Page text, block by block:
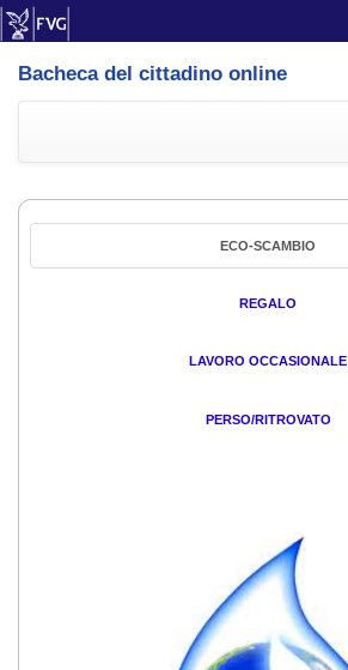
Bacheca del cittadino online
ECO-SCAMBIO
REGALO
LAVORO OCCASIONALE
PERSO/RITROVATO